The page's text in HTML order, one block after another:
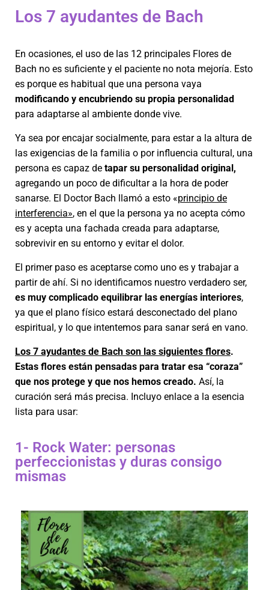
Los 7 ayudantes de Bach
En ocasiones, el uso de las 12 principales Flores de
Bach no es suficiente y el paciente no nota mejoría. Esto
es porque es habitual que una persona vaya
modificando y encubriendo su propia personalidad
para adaptarse al ambiente donde vive.
Ya sea por encajar socialmente, para estar a la altura de
las exigencias de la familia o por influencia cultural, una
persona es capaz de tapar su personalidad original,
agregando un poco de dificultar a la hora de poder
sanarse. El Doctor Bach llamó a esto «principio de
interferencia», en el que la persona ya no acepta cómo
es y acepta una fachada creada para adaptarse,
sobrevivir en su entorno y evitar el dolor.
El primer paso es aceptarse como uno es y trabajar a
partir de ahí. Si no identificamos nuestro verdadero ser,
es muy complicado equilibrar las energías interiores,
ya que el plano físico estará desconectado del plano
espiritual, y lo que intentemos para sanar será en vano.
Los 7 ayudantes de Bach son las siguientes flores.
Estas flores están pensadas para tratar esa “coraza”
que nos protege y que nos hemos creado. Así, la
curación será más precisa. Incluyo enlace a la esencia
lista para usar:
1- Rock Water: personas
perfeccionistas y duras consigo
mismas